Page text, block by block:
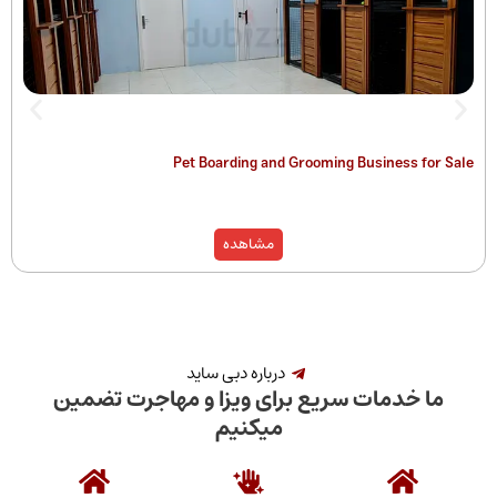
Pet Boarding and Grooming
درباره دبی ساید
سریع برای ویزا و مهاجرت تضمین